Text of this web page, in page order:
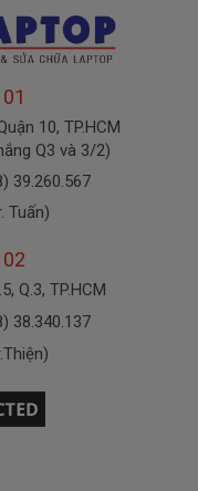
nội thành
DoctorLaptop
Q.3, TP.HCM
hàng
Thương Việt Nam
10, TP.HCM
Q3 và 3/2)
39.260.567
Tuấn)
Q.3, TP.HCM
38.340.137